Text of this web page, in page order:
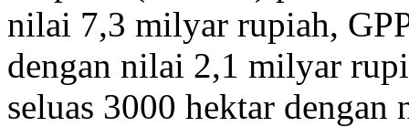
nilai 7,3 milyar rupiah,
dengan nilai 2,1 milyar
seluas 3000 hektar